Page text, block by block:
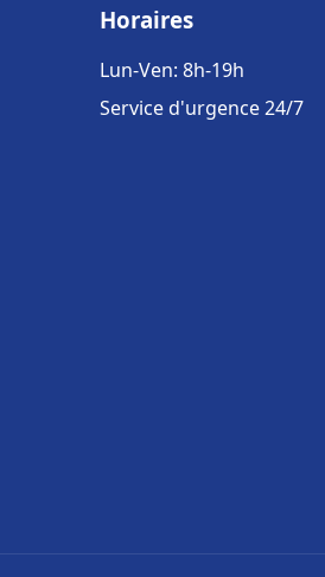
Horaires
Lun-Ven: 8h-19h
Service d'urgence 24/7